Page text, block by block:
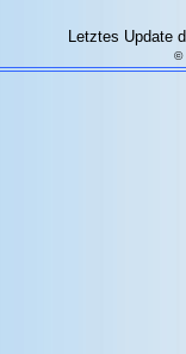
Letztes Update
©